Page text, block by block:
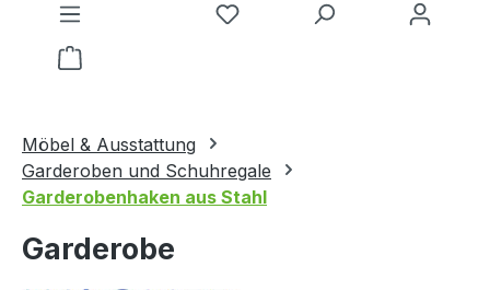
Du hast 0 Produkte auf dem
Warenkorb enthält 0 Positionen. Der
Möbel & Ausstattung
Garderoben und Schuhregale
Garderobenhaken aus Stahl
Garderobe